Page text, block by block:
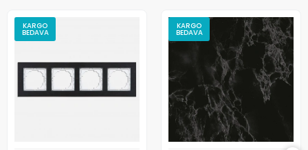
KARGO
BEDAVA
KARGO
BEDAVA